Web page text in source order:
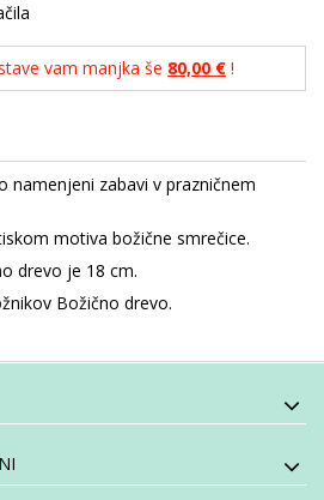
vam manjka še 80,00 € !
namenjeni zabavi v prazničnem
motiva božične smrečice.
drevo je 18 cm.
Božično drevo.